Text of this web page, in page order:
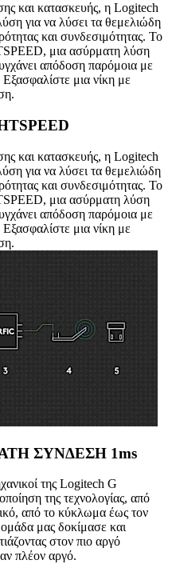
και κατασκευής, η Logitech
για να λύσει τα θεμελιώδη
και συνδεσιμότητας. Το
μια ασύρματη λύση
απόδοση παρόμοια με
μια νίκη με
και κατασκευής, η Logitech
για να λύσει τα θεμελιώδη
και συνδεσιμότητας. Το
μια ασύρματη λύση
απόδοση παρόμοια με
μια νίκη με
ΣΥΝΔΕΣΗ 1ms
της Logitech G
της τεχνολογίας, από
από το κύκλωμα έως τον
μας δοκίμασε και
στον πιο αργό
πλέον αργό.